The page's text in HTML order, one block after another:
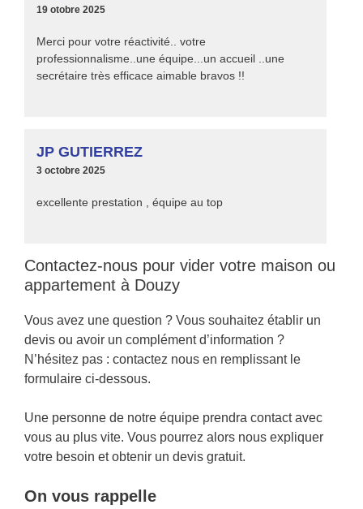
19 otobre 2025
Merci pour votre réactivité.. votre
professionnalisme..une équipe...un accueil ..une
secrétaire très efficace aimable bravos !!
JP GUTIERREZ
3 octobre 2025
excellente prestation , équipe au top
Contactez-nous pour vider votre maison ou
appartement à Douzy
Vous avez une question ? Vous souhaitez établir un
devis ou avoir un complément d’information ?
N’hésitez pas : contactez nous en remplissant le
formulaire ci-dessous.
Une personne de notre équipe prendra contact avec
vous au plus vite. Vous pourrez alors nous expliquer
votre besoin et obtenir un devis gratuit.
On vous rappelle